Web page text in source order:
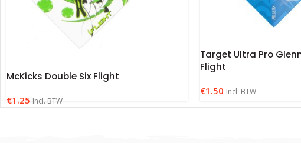
McKicks Double Six Flight
€1.25 Incl. BTW
Target Ultra Pro
Flight
€1.50 Incl. BTW